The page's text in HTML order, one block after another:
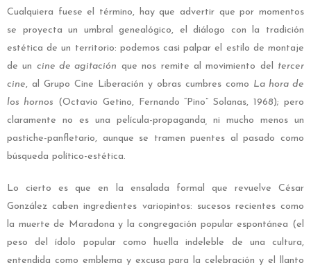
Cualquiera fuese el término, hay que advertir que por momentos
se proyecta un umbral genealógico, el diálogo con la tradición
estética de un territorio: podemos casi palpar el estilo de montaje
de un cine de agitación que nos remite al movimiento del tercer
cine, al Grupo Cine Liberación y obras cumbres como La hora de
los hornos (Octavio Getino, Fernando “Pino” Solanas, 1968); pero
claramente no es una
película-propaganda
ni mucho menos un
pastiche-panfletario, aunque se tramen puentes al pasado como
búsqueda político-estética.
Lo cierto es que en la ensalada formal que revuelve César
González caben ingredientes variopintos: sucesos recientes como
la muerte de Maradona y la congregación popular espontánea (el
peso del ídolo popular como huella indeleble de una cultura,
entendida como emblema y excusa para la celebración y el llanto